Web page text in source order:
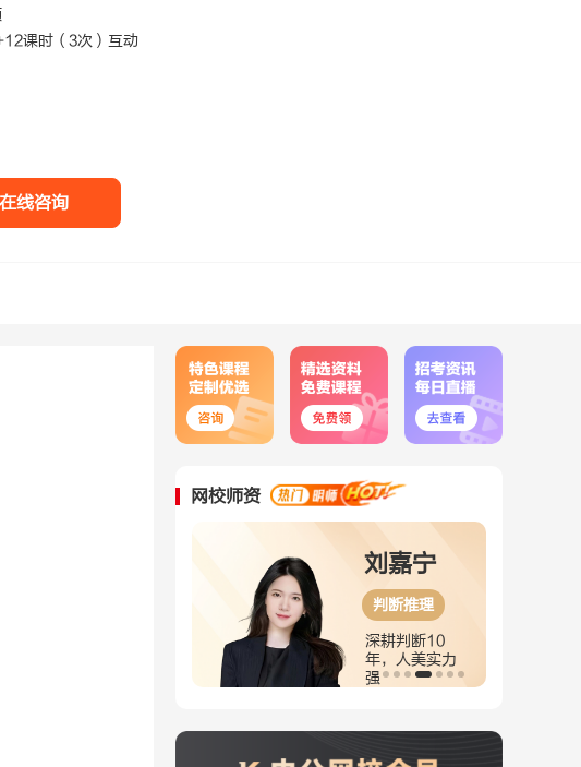
课时（3次）互动
在线咨询
网校师资
刘嘉宁
判断推理
深耕判断10
年，人美实力
强